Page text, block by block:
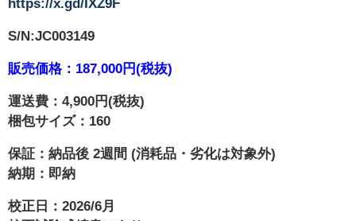
https://x.gd/IXZ9F
S/N:JC003149
販売価格：187,000円(税抜)
運送費：4,900円(税抜)
梱包サイズ：160
保証：納品後 2週間 (消耗品・劣化は対象外)
納期：即納
校正日：2026/6月